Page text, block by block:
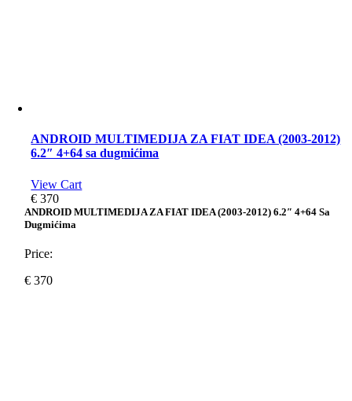
ANDROID MULTIMEDIJA ZA FIAT IDEA (2003-2012)
6.2″ 4+64 sa dugmićima
View Cart
€ 370
ANDROID MULTIMEDIJA ZA FIAT IDEA (2003-2012) 6.2″ 4+64 Sa
Dugmićima
Price:
€ 370